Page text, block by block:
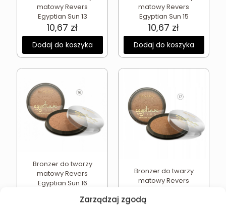
Zarządzaj zgodą
matowy Revers
Egyptian Sun 13
10,67 zł
Dodaj do koszyka
matowy Revers
Egyptian Sun 15
10,67 zł
Dodaj do koszyka
Bronzer do twarzy
matowy Revers
Egyptian Sun 16
Bronzer do twarzy
matowy Revers